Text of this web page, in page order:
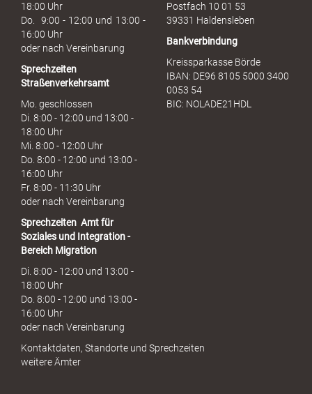
h
18:00 Uhr
Do. 9:00 - 12:00 und 13:00 -
16:00 Uhr
oder nach Vereinbarung
Sprechzeiten
Straßenverkehrsamt
Mo. geschlossen
Di. 8:00 - 12:00 und 13:00 -
18:00 Uhr
Mi. 8:00 - 12:00 Uhr
Do. 8:00 - 12:00 und 13:00 -
16:00 Uhr
Fr. 8:00 - 11:30 Uhr
oder nach Vereinbarung
Sprechzeiten Amt für
Soziales und Integration -
Bereich Migration
Di. 8:00 - 12:00 und 13:00 -
18:00 Uhr
Do. 8:00 - 12:00 und 13:00 -
16:00 Uhr
oder nach Vereinbarung
Postfach 10 01 53
39331 Haldensleben
Bankverbindung
Kreissparkasse Börde
IBAN: DE96 8105 5000 3400
0053 54
BIC: NOLADE21HDL
Kontaktdaten, Standorte und Sprechzeiten
weitere Ämter